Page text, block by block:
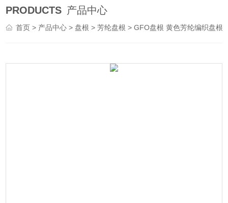
PRODUCTS 产品中心
首页 > 产品中心 > 盘根 >芳纶盘根 > GFO盘根 黄色芳纶编织盘根 混编盘根厂家